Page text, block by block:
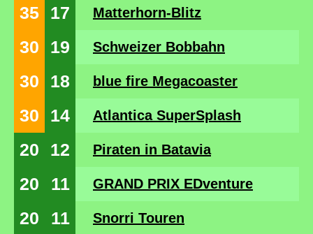
35 17 Matterhorn-Blitz
30 19 Schweizer Bobbahn
30 18 blue fire Megacoaster
30 14 Atlantica SuperSplash
20 12 Piraten in Batavia
20 11 GRAND PRIX EDventure
20 11 Snorri Touren